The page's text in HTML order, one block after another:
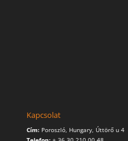
Kapcsolat
Cím: Poroszló, Hungary, Úttörő u 4